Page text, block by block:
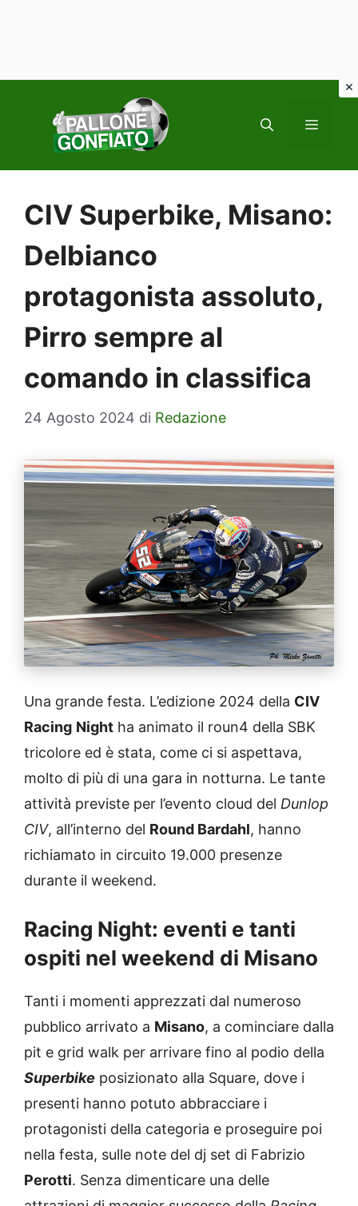
contenuto
MENU
CIV Superbike, Misano:
Delbianco
protagonista assoluto,
Pirro sempre al
comando in classifica
24 Agosto 2024 di Redazione
Una grande festa. L’edizione 2024 della CIV
Racing Night ha animato il roun4 della SBK
tricolore ed è stata, come ci si aspettava,
molto di più di una gara in notturna. Le tante
attività previste per l’evento cloud del Dunlop
CIV, all’interno del Round Bardahl, hanno
richiamato in circuito 19.000 presenze
durante il weekend.
Racing Night: eventi e tanti
ospiti nel weekend di Misano
Tanti i momenti apprezzati dal numeroso
pubblico arrivato a Misano, a cominciare dalla
pit e grid walk per arrivare fino al podio della
Superbike posizionato alla Square, dove i
presenti hanno potuto abbracciare i
protagonisti della categoria e proseguire poi
nella festa, sulle note del dj set di Fabrizio
Perotti. Senza dimenticare una delle